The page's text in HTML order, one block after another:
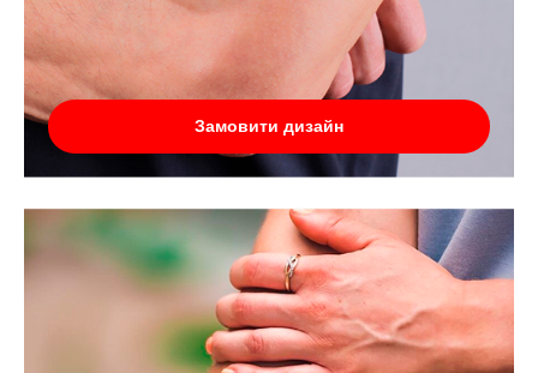
Замовити дизайн